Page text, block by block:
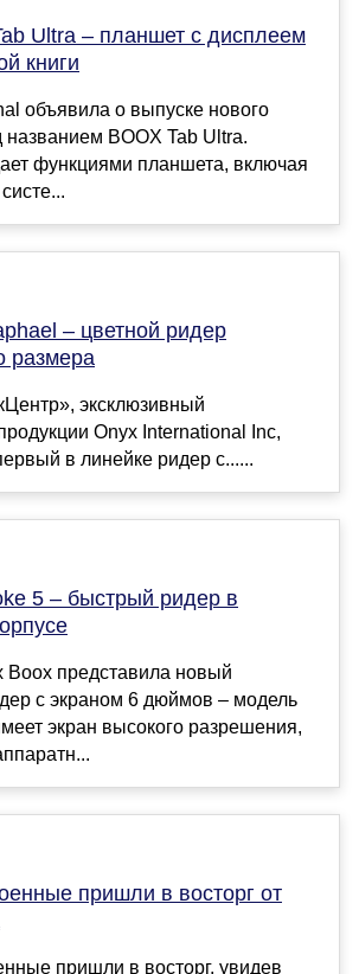
Ultra – планшет с дисплеем
книги
объявила о выпуске нового
названием BOOX Tab Ultra.
функциями планшета, включая
– цветной ридер
размера
эксклюзивный
Onyx International Inc,
в линейке ридер с......
5 – быстрый ридер в
Boox представила новый
с экраном 6 дюймов – модель
экран высокого разрешения,
пришли в восторг от
пришли в восторг, увидев